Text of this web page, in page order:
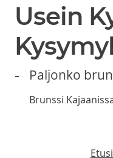
Usein
Paljonko
Brunssi